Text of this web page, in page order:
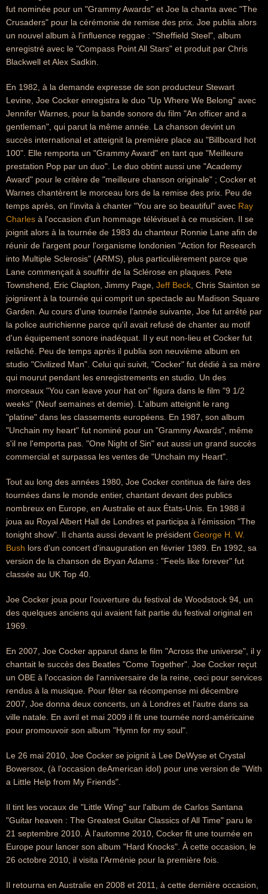
fut nominée pour un "Grammy Awards" et Joe la chanta avec "The
Crusaders" pour la cérémonie de remise des prix. Joe publia alors
un nouvel album à l'influence reggae : "Sheffield Steel", album
enregistré avec le "Compass Point All Stars" et produit par Chris
Blackwell et Alex Sadkin.
En 1982, à la demande expresse de son producteur Stewart
Levine, Joe Cocker enregistra le duo "Up Where We Belong" avec
Jennifer Warnes, pour la bande sonore du film "An officer and a
gentleman", qui parut la même année. La chanson devint un
succès international et atteignit la première place au "Billboard hot
100". Elle remporta un "Grammy Award" en tant que "Meilleure
prestation Pop par un duo". Le duo obtint aussi une "Academy
Award" pour le critère de "meilleure chanson originale" ; Cocker et
Warnes chantèrent le morceau lors de la remise des prix. Peu de
temps après, on l'invita à chanter "You are so beautiful" avec Ray
Charles à l'occasion d'un hommage télévisuel à ce musicien. Il se
joignit alors à la tournée de 1983 du chanteur Ronnie Lane afin de
réunir de l'argent pour l'organisme londonien "Action for Research
into Multiple Sclerosis" (ARMS), plus particulièrement parce que
Lane commençait à souffrir de la Sclérose en plaques. Pete
Townshend, Eric Clapton, Jimmy Page, Jeff Beck , Chris Stainton se
joignirent à la tournée qui comprit un spectacle au Madison Square
Garden. Au cours d'une tournée l'année suivante, Joe fut arrêté par
la police autrichienne parce qu'il avait refusé de chanter au motif
d'un équipement sonore inadéquat. Il y eut non-lieu et Cocker fut
relâché. Peu de temps après il publia son neuvième album en
studio "Civilized Man". Celui qui suivit, "Cocker" fut dédié à sa mère
qui mourut pendant les enregistrements en studio. Un des
morceaux "You can leave your hat on" figura dans le film "9 1/2
weeks" (Neuf semaines et demie). L'album atteignit le rang
"platine" dans les classements européens. En 1987, son album
"Unchain my heart" fut nominé pour un "Grammy Awards", même
s'il ne l'emporta pas. "One Night of Sin" eut aussi un grand succès
commercial et surpassa les ventes de "Unchain my Heart".
Tout au long des années 1980, Joe Cocker continua de faire des
tournées dans le monde entier, chantant devant des publics
nombreux en Europe, en Australie et aux États-Unis. En 1988 il
joua au Royal Albert Hall de Londres et participa à l'émission "The
tonight show". Il chanta aussi devant le président George H. W.
Bush lors d'un concert d'inauguration en février 1989. En 1992, sa
version de la chanson de Bryan Adams : "Feels like forever" fut
classée au UK Top 40.
Joe Cocker joua pour l'ouverture du festival de Woodstock 94, un
des quelques anciens qui avaient fait partie du festival original en
1969.
En 2007, Joe Cocker apparut dans le film "Across the universe", il y
chantait le succès des Beatles "Come Together". Joe Cocker reçut
un OBE à l'occasion de l'anniversaire de la reine, ceci pour services
rendus à la musique. Pour fêter sa récompense mi décembre
2007, Joe donna deux concerts, un à Londres et l'autre dans sa
ville natale. En avril et mai 2009 il fit une tournée nord-américaine
pour promouvoir son album "Hymn for my soul".
Le 26 mai 2010, Joe Cocker se joignit à Lee DeWyse et Crystal
Bowersox, (à l'occasion deAmerican idol) pour une version de "With
a Little Help from My Friends".
Il tint les vocaux de "Little Wing" sur l'album de Carlos Santana
"Guitar heaven : The Greatest Guitar Classics of All Time" paru le
21 septembre 2010. À l'automne 2010, Cocker fit une tournée en
Europe pour lancer son album "Hard Knocks". À cette occasion, le
26 octobre 2010, il visita l'Arménie pour la première fois.
Il retourna en Australie en 2008 et 2011, à cette dernière occasion,